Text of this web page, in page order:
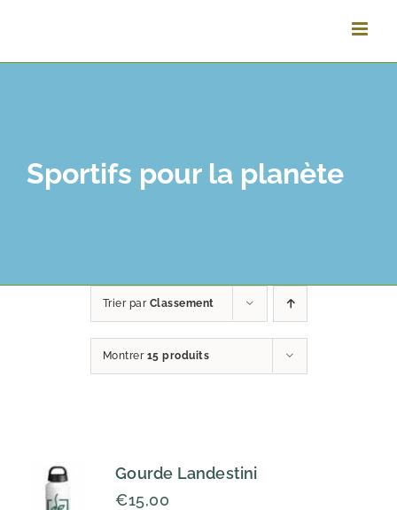
contenuto
Sportifs pour la planète
Trier par Classement
Montrer 15 produits
Gourde Landestini
€15,00